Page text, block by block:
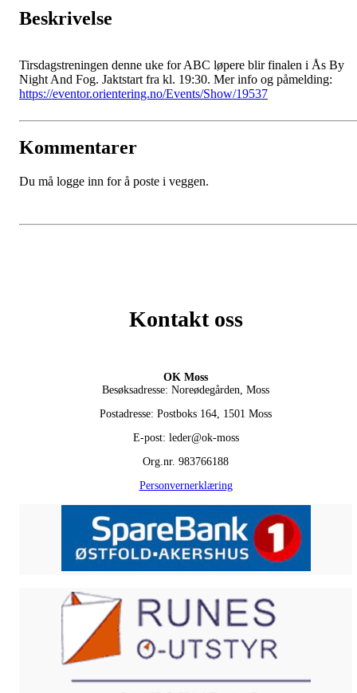
Beskrivelse
Tirsdagstreningen denne uke for ABC løpere blir finalen i Ås By
Night And Fog. Jaktstart fra kl. 19:30. Mer info og påmelding:
https://eventor.orientering.no/Events/Show/19537
Kommentarer
Du må logge inn for å poste i veggen.
Kontakt oss
OK Moss
Besøksadresse: Noreødegården, Moss
Postadresse: Postboks 164, 1501 Moss
E-post: leder@ok-moss
Org.nr. 983766188
Personvernerklæring